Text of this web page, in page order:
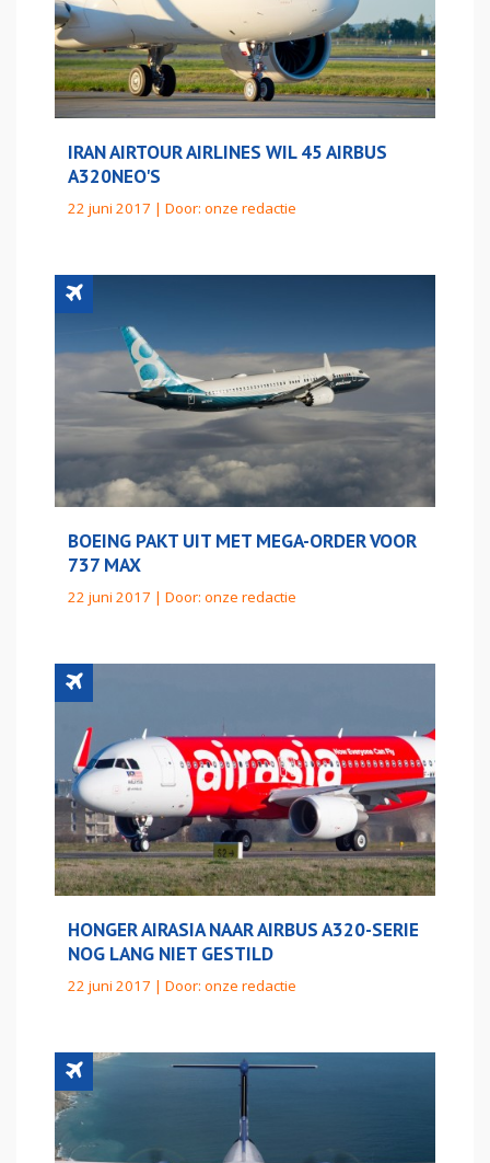
IRAN AIRTOUR AIRLINES WIL 45 AIRBUS
A320NEO'S
22 juni 2017 | Door: onze redactie
BOEING PAKT UIT MET MEGA-ORDER VOOR
737 MAX
22 juni 2017 | Door: onze redactie
HONGER AIRASIA NAAR AIRBUS A320-SERIE
NOG LANG NIET GESTILD
22 juni 2017 | Door: onze redactie